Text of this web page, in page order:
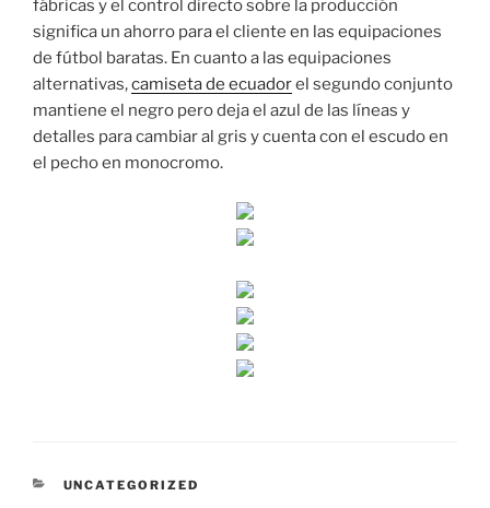
fábricas y el control directo sobre la producción
significa un ahorro para el cliente en las equipaciones
de fútbol baratas. En cuanto a las equipaciones
alternativas,camiseta de ecuadorel segundo conjunto
mantiene el negro pero deja el azul de las líneas y
detalles para cambiar al gris y cuenta con el escudo en
el pecho en monocromo.
CATEGORÍAS
UNCATEGORIZED